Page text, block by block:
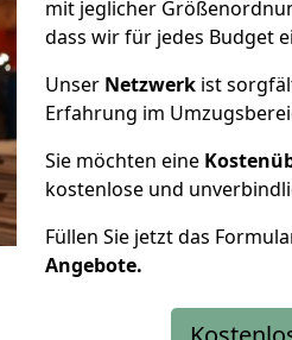
mit jeglicher
dass wir für jedes Budget
Unser Netzwerk ist
Erfahrung im
Sie möchten eine
kostenlose und
Füllen Sie jetzt das
Angebote.